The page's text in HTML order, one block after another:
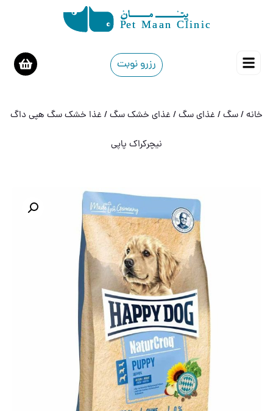
رزرو نوبت
خانه/سگ/ غذای سگ/ غذای خشک سگ/ غذا خشک سگ هپی داگ
نیچرکراک پاپی